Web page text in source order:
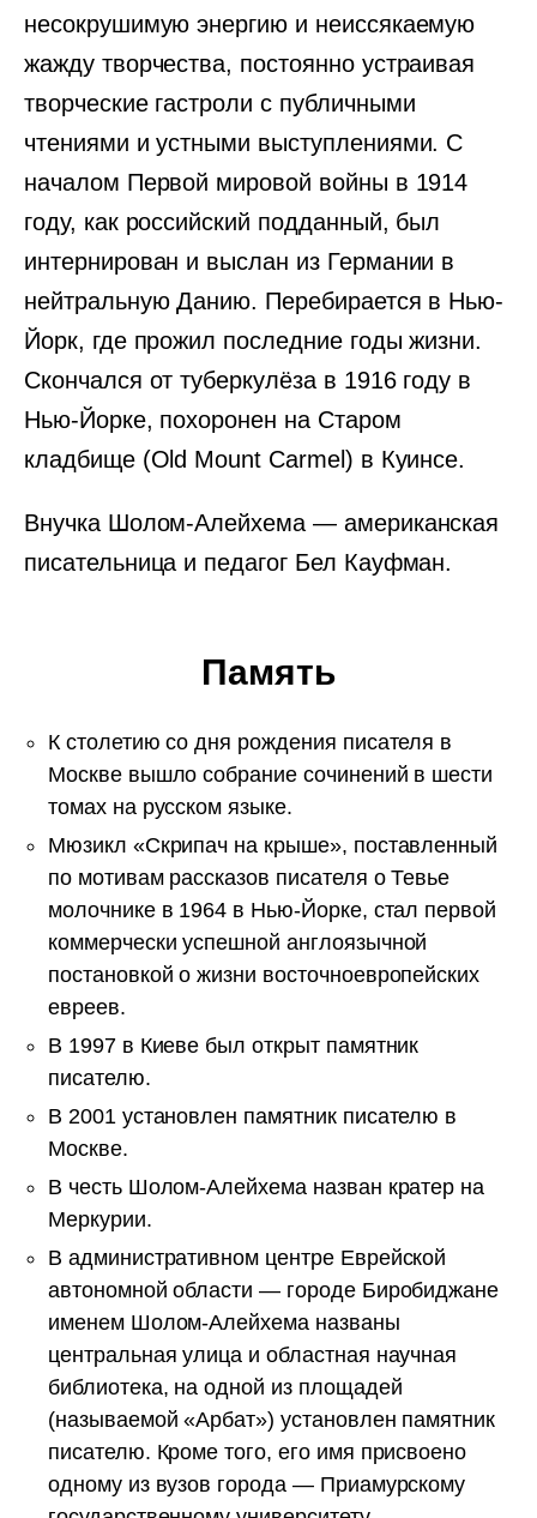
несокрушимую энергию и неиссякаемую
жажду творчества, постоянно устраивая
творческие гастроли с публичными
чтениями и устными выступлениями. С
началом Первой мировой войны в 1914
году, как российский подданный, был
интернирован и выслан из Германии в
нейтральную Данию. Перебирается в Нью-
Йорк, где прожил последние годы жизни.
Скончался от туберкулёза в 1916 году в
Нью-Йорке, похоронен на Старом
кладбище (Old Mount Carmel) в Куинсе.
Внучка Шолом-Алейхема — американская
писательница и педагог Бел Кауфман.
Память
К столетию со дня рождения писателя в
Москве вышло собрание сочинений в шести
томах на русском языке.
Мюзикл «Скрипач на крыше», поставленный
по мотивам рассказов писателя о Тевье
молочнике в 1964 в Нью-Йорке, стал первой
коммерчески успешной англоязычной
постановкой о жизни восточноевропейских
евреев.
В 1997 в Киеве был открыт памятник
писателю.
В 2001 установлен памятник писателю в
Москве.
В честь Шолом-Алейхема назван кратер на
Меркурии.
В административном центре Еврейской
автономной области — городе Биробиджане
именем Шолом-Алейхема названы
центральная улица и областная научная
библиотека, на одной из площадей
(называемой «Арбат») установлен памятник
писателю. Кроме того, его имя присвоено
одному из вузов города — Приамурскому